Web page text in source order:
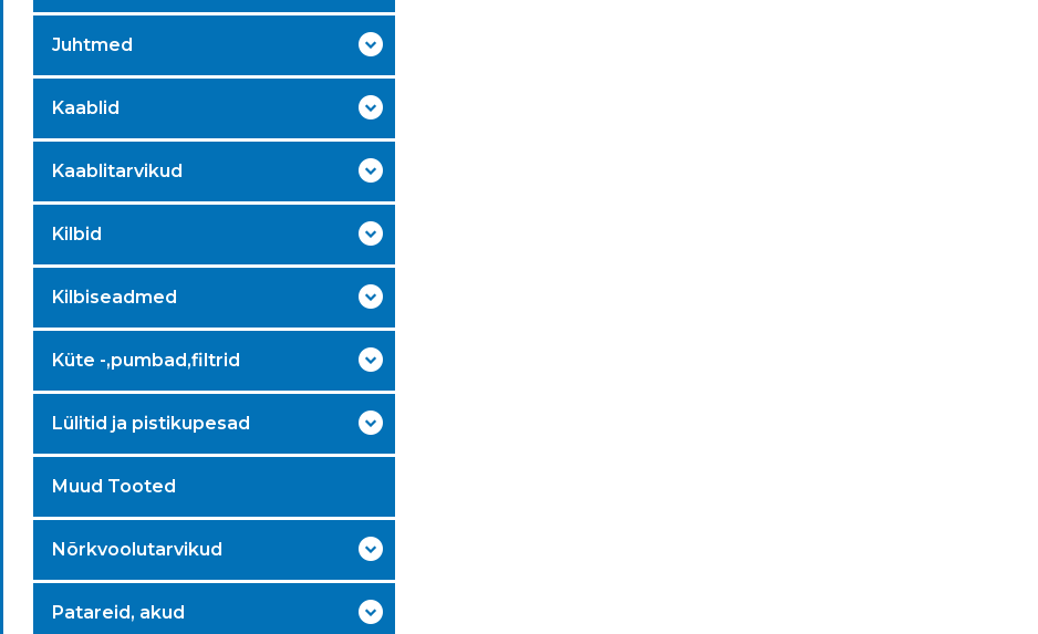
Juhtmed
Kaablid
Kaablitarvikud
Kilbid
Kilbiseadmed
Küte -,pumbad,filtrid
Lülitid ja pistikupesad
Muud Tooted
Nõrkvoolutarvikud
Patareid, akud